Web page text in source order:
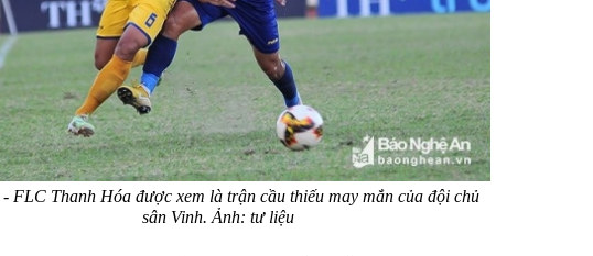
FLC Thanh Hóa được xem là trận cầu thiếu may mắn của đội chủ
sân Vinh. Ảnh: tư liệu